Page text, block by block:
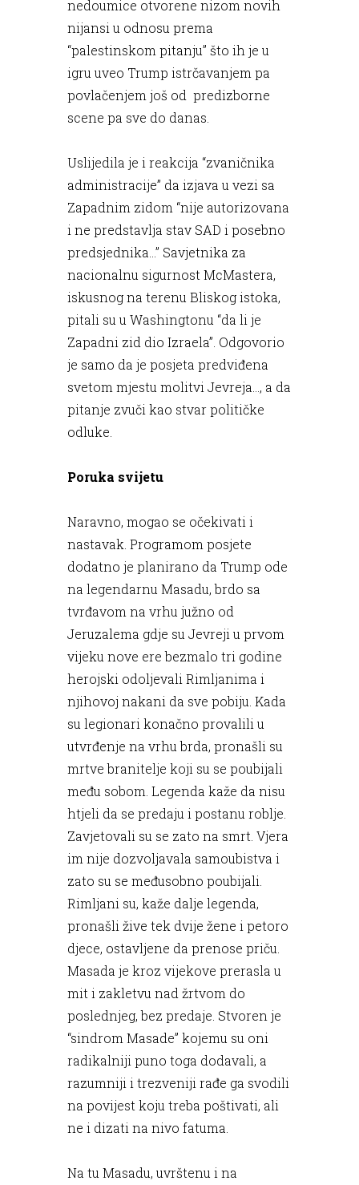
nedoumice otvorene nizom novih
nijansi u odnosu prema
“palestinskom pitanju” što ih je u
igru uveo Trump istrčavanjem pa
povlačenjem još od predizborne
scene pa sve do danas.
Uslijedila je i reakcija “zvaničnika
administracije” da izjava u vezi sa
Zapadnim zidom “nije autorizovana
i ne predstavlja stav SAD i posebno
predsjednika...” Savjetnika za
nacionalnu sigurnost McMastera,
iskusnog na terenu Bliskog istoka,
pitali su u Washingtonu “da li je
Zapadni zid dio Izraela”. Odgovorio
je samo da je posjeta predviđena
svetom mjestu molitvi Jevreja..., a da
pitanje zvuči kao stvar političke
odluke.
Poruka svijetu
Naravno, mogao se očekivati i
nastavak. Programom posjete
dodatno je planirano da Trump ode
na legendarnu Masadu, brdo sa
tvrđavom na vrhu južno od
Jeruzalema gdje su Jevreji u prvom
vijeku nove ere bezmalo tri godine
herojski odoljevali Rimljanima i
njihovoj nakani da sve pobiju. Kada
su legionari konačno provalili u
utvrđenje na vrhu brda, pronašli su
mrtve branitelje koji su se poubijali
među sobom. Legenda kaže da nisu
htjeli da se predaju i postanu roblje.
Zavjetovali su se zato na smrt. Vjera
im nije dozvoljavala samoubistva i
zato su se međusobno poubijali.
Rimljani su, kaže dalje legenda,
pronašli žive tek dvije žene i petoro
djece, ostavljene da prenose priču.
Masada je kroz vijekove prerasla u
mit i zakletvu nad žrtvom do
poslednjeg, bez predaje. Stvoren je
“sindrom Masade” kojemu su oni
radikalniji puno toga dodavali, a
razumniji i trezveniji rađe ga svodili
na povijest koju treba poštivati, ali
ne i dizati na nivo fatuma.
Na tu Masadu, uvrštenu i na